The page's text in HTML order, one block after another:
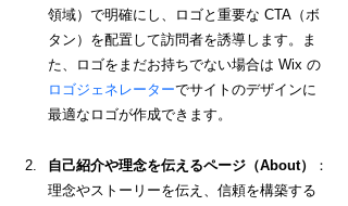
領域）で明確にし、ロゴと重要な CTA（ボ
タン）を配置して訪問者を誘導します。ま
た、ロゴをまだお持ちでない場合は Wix の
ロゴジェネレーターでサイトのデザインに
最適なロゴが作成できます。
自己紹介や理念を伝えるページ（About）
：
理念やストーリーを伝え、信頼を構築する